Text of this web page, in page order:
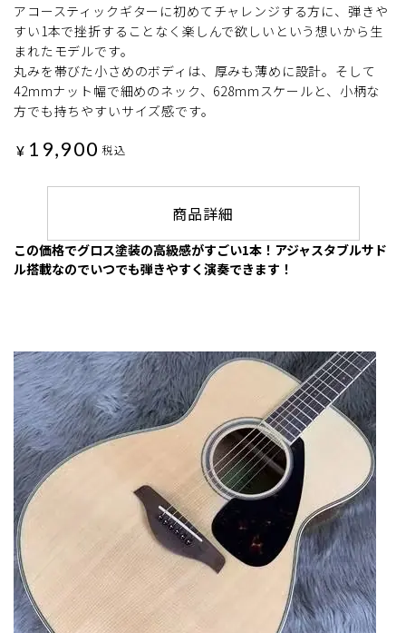
アコースティックギターに初めてチャレンジする方に、弾きや
すい1本で挫折することなく楽しんで欲しいという想いから生
まれたモデルです。
丸みを帯びた小さめのボディは、厚みも薄めに設計。そして
42mmナット幅で細めのネック、628mmスケールと、小柄な
方でも持ちやすいサイズ感です。
¥ 19,900 税込
商品詳細
この価格でグロス塗装の高級感がすごい1本！アジャスタブルサド
ル搭載なのでいつでも弾きやすく演奏できます！